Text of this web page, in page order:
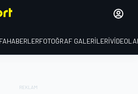
HABERLERFOTOĞRAF GALERILERI